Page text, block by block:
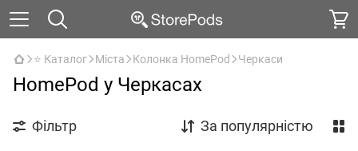
⭐ Каталог Міста Колонка HomePod Черкаси
HomePod у Черкасах
Фільтр За популярністю